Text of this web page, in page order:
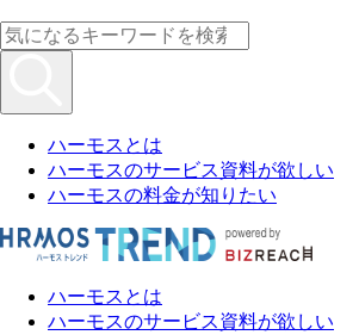
ハーモスとは
ハーモスのサービス資料が欲しい
ハーモスの料金が知りたい
ハーモスとは
ハーモスのサービス資料が欲しい